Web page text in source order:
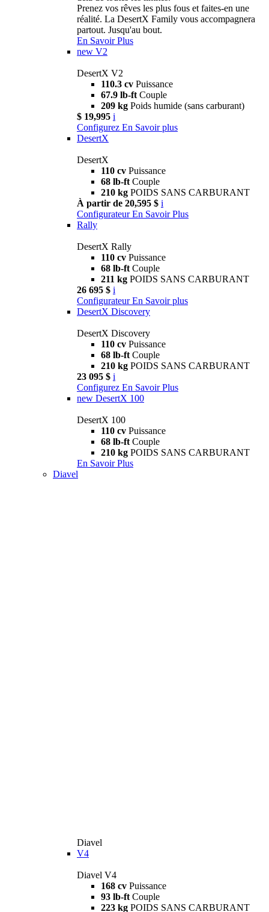
Prenez vos rêves les plus fous et faites-en une
réalité. La DesertX Family vous accompagnera
partout. Jusqu'au bout.
En Savoir Plus
new V2
DesertX V2
110.3 cv Puissance
67.9 lb-ft Couple
209 kg Poids humide (sans carburant)
$ 19,995 i
Configurez En Savoir plus
DesertX
DesertX
110 cv Puissance
68 lb-ft Couple
210 kg POIDS SANS CARBURANT
À partir de 20,595 $ i
Configurateur En Savoir Plus
Rally
DesertX Rally
110 cv Puissance
68 lb-ft Couple
211 kg POIDS SANS CARBURANT
26 695 $ i
Configurateur En Savoir plus
DesertX Discovery
DesertX Discovery
110 cv Puissance
68 lb-ft Couple
210 kg POIDS SANS CARBURANT
23 095 $ i
Configurez En Savoir Plus
new DesertX 100
DesertX 100
110 cv Puissance
68 lb-ft Couple
210 kg POIDS SANS CARBURANT
En Savoir Plus
Diavel
Diavel
V4
Diavel V4
168 cv Puissance
93 lb-ft Couple
223 kg POIDS SANS CARBURANT